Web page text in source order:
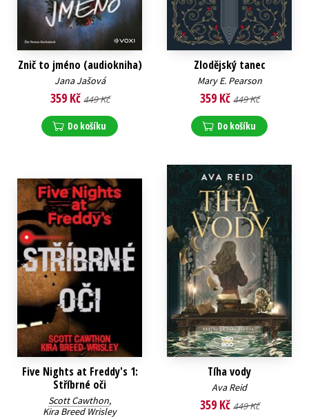
Znič to jméno (audiokniha)
Jana Jašová
359 Kč 449 Kč
Do košíku
Zlodějský tanec
Mary E. Pearson
359 Kč 449 Kč
Do košíku
Five Nights at Freddy's 1:
Stříbrné oči
Scott Cawthon,
Kira Breed Wrisley
Tíha vody
Ava Reid
359 Kč 449 Kč